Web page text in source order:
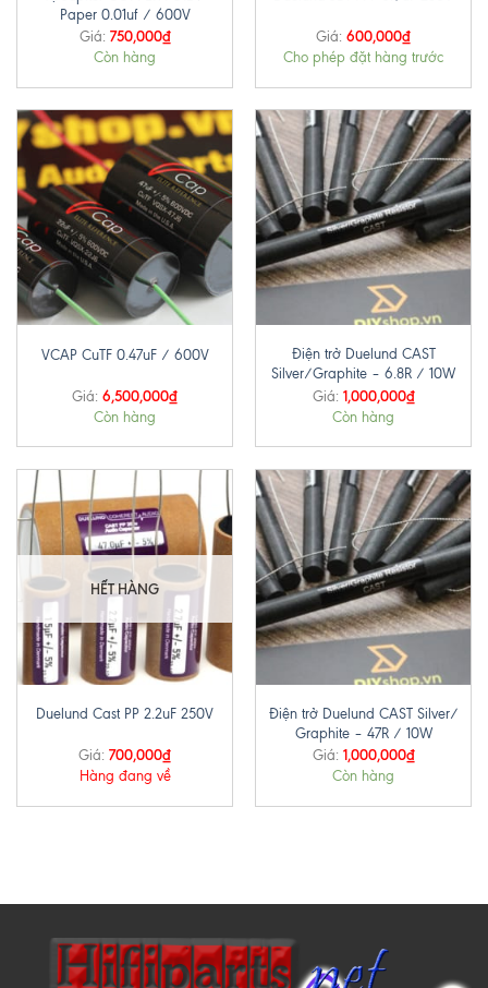
Paper 0.01uf / 600V
Giá: 750,000₫
Còn hàng
Giá: 600,000₫
Cho phép đặt hàng trước
VCAP CuTF 0.47uF / 600V
Giá: 6,500,000₫
Còn hàng
Điện trở Duelund CAST
Silver/Graphite – 6.8R / 10W
Giá: 1,000,000₫
Còn hàng
HẾT HÀNG
Duelund Cast PP 2.2uF 250V
Giá: 700,000₫
Hàng đang về
Điện trở Duelund CAST Silver/
Graphite – 47R / 10W
Giá: 1,000,000₫
Còn hàng